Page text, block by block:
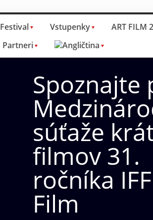
Festival Vstupenky
ART FILM
Partneri
Spoznajte
súťaže
filmov 31.
ročníka
Film